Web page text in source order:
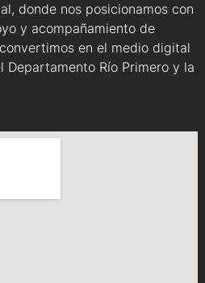
donde nos posicionamos con
y acompañamiento de
en el medio digital
Departamento Río Primero y la